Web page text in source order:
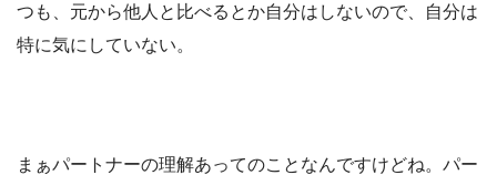
つも、元から他人と比べるとか自分はしないので、自分は
特に気にしていない。
まぁパートナーの理解あってのことなんですけどね。パー